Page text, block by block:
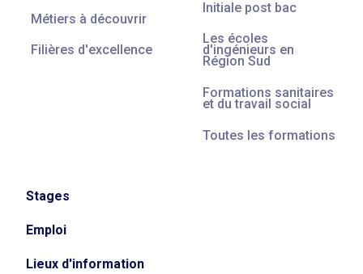
Métiers à découvrir
Filières d'excellence
Initiale post bac
Les écoles
d'ingénieurs en
Région Sud
Formations sanitaires
et du travail social
Toutes les formations
Stages
Emploi
Lieux d'information